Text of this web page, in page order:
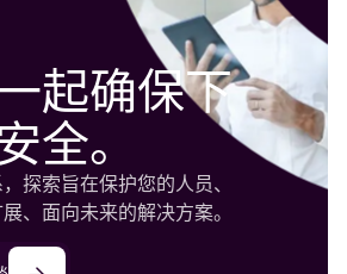
起确保下
全。
探索旨在保护您的人员、
、面向未来的解决方案。